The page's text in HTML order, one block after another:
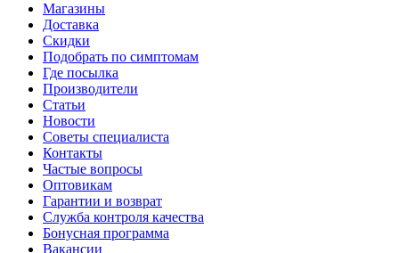
Магазины
Доставка
Скидки
Подобрать по симптомам
Где посылка
Производители
Статьи
Новости
Советы специалиста
Контакты
Частые вопросы
Оптовикам
Гарантии и возврат
Служба контроля качества
Бонусная программа
Вакансии